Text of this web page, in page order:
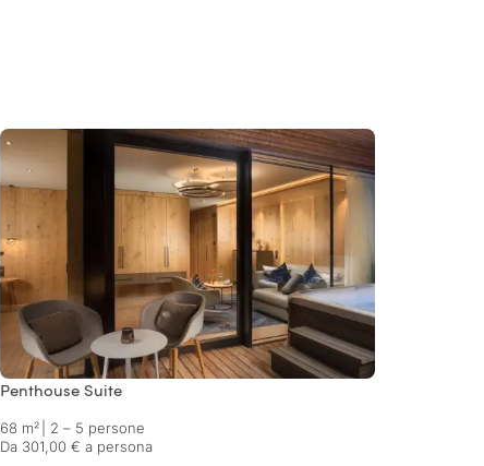
Penthouse Suite
68 m²
2 – 5 persone
Da 301,00 € a persona